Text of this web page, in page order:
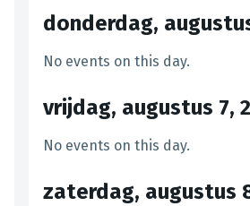
donderdag,
No events on this day.
vrijdag, augustus 7,
No events on this day.
zaterdag, augustus